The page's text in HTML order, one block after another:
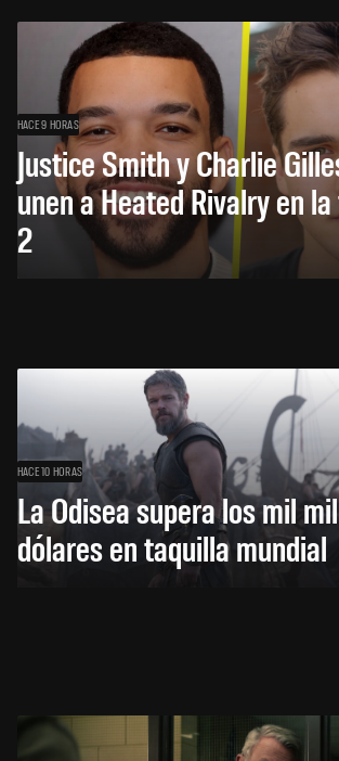
HACE 9 HORAS
Justice Smith y Charlie
unen a Heated Rivalry en
2
HACE 10 HORAS
La Odisea supera los mil
dólares en taquilla mundial